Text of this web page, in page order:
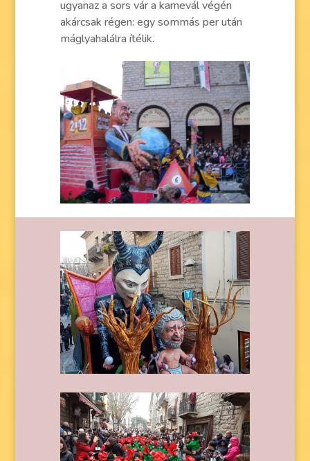
ugyanaz a sors vár a karnevál végén
akárcsak régen: egy sommás per után
máglyahalálra ítélik.